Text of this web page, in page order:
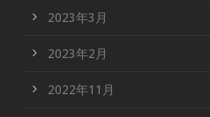
2023年3月
2023年2月
2022年11月